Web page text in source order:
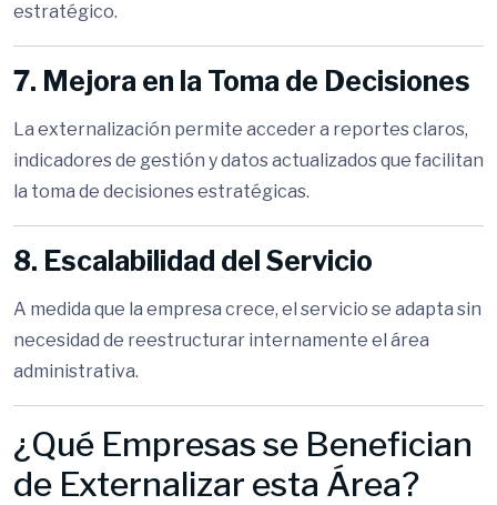
estratégico.
7. Mejora en la Toma de Decisiones
La externalización permite acceder a reportes claros,
indicadores de gestión y datos actualizados que facilitan
la toma de decisiones estratégicas.
8. Escalabilidad del Servicio
A medida que la empresa crece, el servicio se adapta sin
necesidad de reestructurar internamente el área
administrativa.
¿Qué Empresas se Benefician
de Externalizar esta Área?